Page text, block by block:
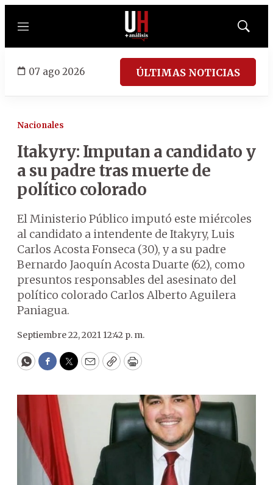
Menú
Mostrar
07 ago 2026 ÚLTIMAS NOTICIAS
Nacionales
Itakyry: Imputan a candidato y
a su padre tras muerte de
político colorado
El Ministerio Público imputó este miércoles
al candidato a intendente de Itakyry, Luis
Carlos Acosta Fonseca (30), y a su padre
Bernardo Jaoquín Acosta Duarte (62), como
presuntos responsables del asesinato del
político colorado Carlos Alberto Aguilera
Paniagua.
Septiembre 22, 2021 12:42 p. m.
WhatsApp
Facebook
Twitter
EmailCopyPrint